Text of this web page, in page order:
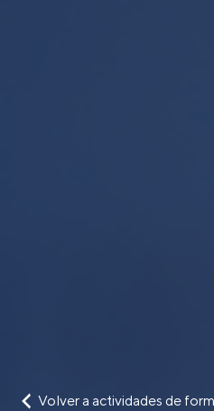
Volver a actividades de